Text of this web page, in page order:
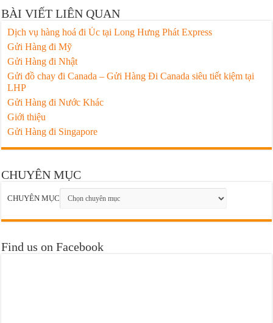
BÀI VIẾT LIÊN QUAN
Dịch vụ hàng hoá đi Úc tại Long Hưng Phát Express
Gửi Hàng đi Mỹ
Gửi Hàng đi Nhật
Gửi đồ chay đi Canada – Gửi Hàng Đi Canada siêu tiết kiệm tại
LHP
Gửi Hàng đi Nước Khác
Giới thiệu
Gửi Hàng đi Singapore
CHUYÊN MỤC
CHUYÊN MỤC
Find us on Facebook